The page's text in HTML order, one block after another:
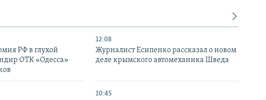
РФ в глухой
ОТК «Одесса»
12:08
Журналист Есипенко рассказал о новом
деле крымского автомеханика Шведа
10:45